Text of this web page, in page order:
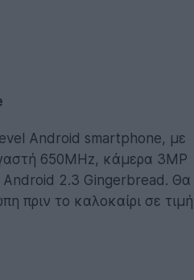
Android smartphone, με
650MHz, κάμερα 3MP
Android 2.3 Gingerbread. Θα
πριν το καλοκαίρι σε τιμή